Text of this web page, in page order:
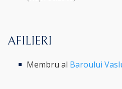
AFILIERI
Membru al Baroului